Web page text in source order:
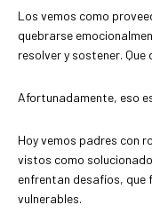
Los vemos como
quebrarse
resolver y sostener.
Afortunadamente, eso
Hoy vemos padres con
vistos como
enfrentan desafíos, que
vulnerables.